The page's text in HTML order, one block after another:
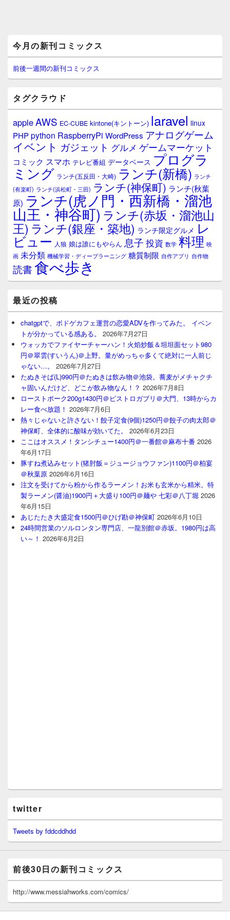
イ
ン
サ
イ
ウ
ィ
ジ
ェ
ア
今月の新刊コミックス
前後一週間の新刊コミックス
タグクラウド
appleAWS EC-CUBE kintone(キントーン) laravel linux
PHPpython RaspberryPi WordPress アナログゲーム
イベント ガジェット グルメ ゲームマーケット
コミック スマホ テレビ番組 データベース プログラ
ミング ランチ(五反田・大崎) ランチ(新橋) ランチ
(有楽町) ランチ(浜松町・三田) ランチ(神保町) ランチ(秋葉
原) ランチ(虎ノ門・西新橋・溜池
山王・神谷町) ランチ(赤坂・溜池山
王) ランチ(銀座・築地) ランチ限定グルメ レ
ビュー 人狼 娘は誰にもやらん 息子 投資 数学 料理 映
画 未分類 機械学習・ディープラーニング 糖質制限 自作アプリ 自作物
読書食べ歩き
最近の投稿
chatgptで、ボドゲカフェ運営の恋愛ADVを作ってみた。 イベン
トが分かっている感ある。
2026年7月27日
ウォッカでファイヤーチャーハン！火焰炒飯＆坦坦面セット980
円＠翠雲(すいうん)＠上野。量がめっちゃ多くて絶対に一人前じ
ゃない…。
2026年7月27日
たぬきそば(L)990円＠たぬきは飲み物＠池袋。蕎麦がメチャクチ
ャ固いんだけど、どこが飲み物なん！？ 2026年7月8日
ローストポーク200g1430円＠ビストロガブリ＠大門、13時からカ
レー食べ放題！ 2026年7月6日
熱々じゃないと許さない！餃子定食(9個)1250円＠餃子の肉太郎＠
神保町、全体的に酸味が効いてた。
2026年6月23日
ここはオススメ！タンシチュー1400円＠一番館＠麻布十番 2026
年6月17日
豚すね煮込みセット(猪肘飯＝ジュージョウファン)1100円＠柏宴
＠秋葉原 2026年6月16日
注文を受けてから粉から作るラーメン！お米も玄米から精米。特
製ラーメン(醤油)1900円＋大盛り100円＠麺や 七彩＠八丁堀 2026
年6月15日
あじたたき大盛定食1500円＠ひげ勘＠神保町 2026年6月10日
24時間営業のソルロンタン専門店、一龍別館＠赤坂。1980円は高
い～！ 2026年6月2日
twitter
Tweets by fddcddhdd
前後30日の新刊コミックス
http://www.messiahworks.com/comics/